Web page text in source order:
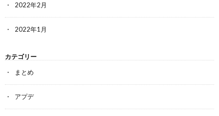
2022年2月
2022年1月
カテゴリー
まとめ
アプデ